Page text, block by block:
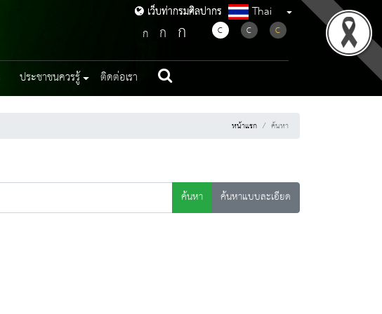
เว็บท่ากรมศิลปากร
เว็บท่ากรมศิลปากร Thai
ก ก ก C C C
ประชาชนควรรู้ ติดต่อเรา
หน้าแรก ค้นหา
ค้นหา
ค้นหาแบบละเอียด